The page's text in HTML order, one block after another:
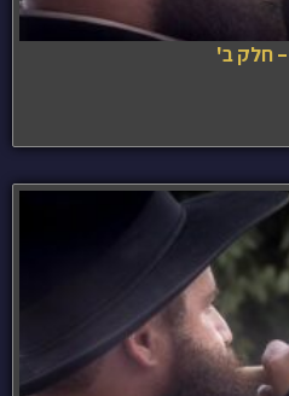
– חלק ב'